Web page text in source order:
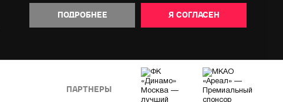
ПОДРОБНЕЕ Я СОГЛАСЕН
ПАРТНЕРЫ